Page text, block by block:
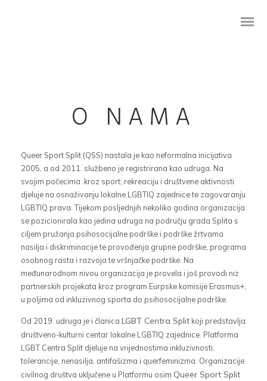
YAMHA Erasmus+ English
YAMHA Erasmus+ Ελληνικά
YAMHA Erasmus+ Slovenčina
O Petru
O Teni
O NAMA
Queer Sport Split (QSS) nastala je kao neformalna inicijativa
2005, a od 2011. službeno je registrirana kao udruga. Na
svojim počecima .kroz sport, rekreaciju i društvene aktivnosti
djeluje na osnaživanju lokalne LGBTIQ zajednice te zagovaranju
LGBTIQ prava. Tijekom posljednjih nekoliko godina organizacija
se pozicionirala kao jedina udruga na području grada Splita s
ciljem pružanja psihosocijalne podrške i podrške žrtvama
nasilja i diskriminacije te provođenja grupne podrške, programa
osobnog rasta i razvoja te vršnjačke podrške. Na
međunarodnom nivou organizacija je provela i još provodi niz
partnerskih projekata kroz program Eurpske komisije Erasmus+,
u poljima od inkluzivnog sporta do psihosocijalne podrške.
Od 2019. udruga je i članica LGBT Centra Split koji predstavlja
društveno-kulturni centar lokalne LGBTIQ zajednice. Platforma
LGBT Centra Split djeluje na vrijednostima inkluzivnosti,
tolerancije, nenasilja, antifašizma i querfeminizma. Organizacije
civilnog društva uključene u Platformu osim Queer Sport Split